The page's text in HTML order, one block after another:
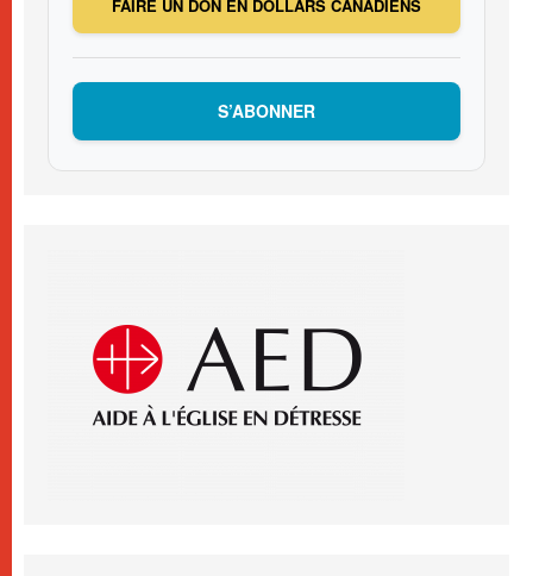
FAIRE UN DON EN DOLLARS CANADIENS
S’ABONNER